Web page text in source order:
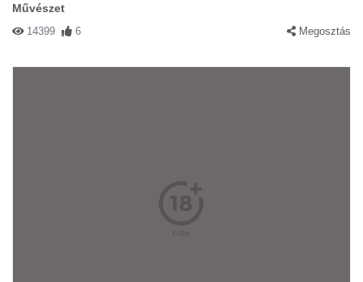
Művészet
14399 6 Megosztás